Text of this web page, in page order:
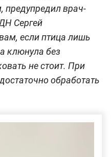
предупредил врач-
Сергей
если птица лишь
клюнула без
не стоит. При
обработать